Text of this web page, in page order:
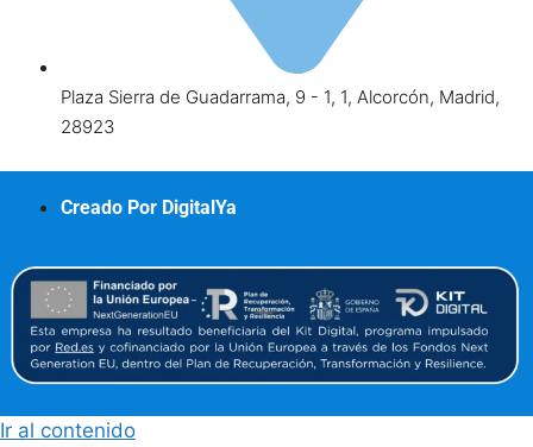
Plaza Sierra de Guadarrama, 9 - 1, 1, Alcorcón, Madrid,
28923
Creado Por DigitalYa
Ir al contenido